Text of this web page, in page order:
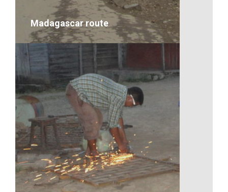
VOIR LE DÉTAIL
Madagascar route